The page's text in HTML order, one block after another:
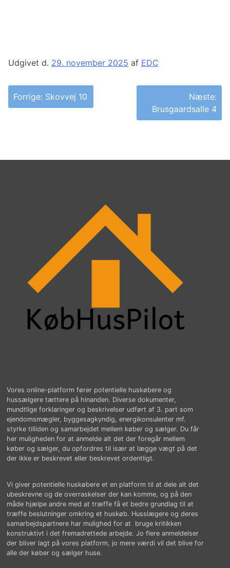
Udgivet d. 29. november 2025 af EDC
Indlægsnavigation
Forrige: Skovvej 10
Næste:
Brusgaardsalle 4
Vores online-platform fører potentielle huskøbere og
hussælgere tættere på hinanden. Diverse dokumenter,
mundtlige forklaringer og beskrivelser udført af 3. part som
ejendomsmægler, byggesagkyndig, energikonsulenter mf.
styrke tilliden og samarbejdet mellem køber og sælger. Du får
her muligheden for at anmelde alt det der foregår mellem
køber og sælger, du opfordres til især at lægge vægt på det
der ikke er beskrevet eller beskrevet ordentligt.
Vi giver potentielle huskøbere et en platform til at dele alt det
ubeskrevne og de overraskelser der kan komme, og på den
måde hjælpe andre med at træffe få et bedre grundlag til at
træffe beslutninger omkring et huskøb. Husslægere og deres
samarbejdspartnere har mulighed for at bruge kritikken
konstruktivt i det fremadrettede arbejde. Jo flere anmeldelser
der bliver lagt på vores platform, jo mere værdi vil det blive for
alle der køber og sælger huse.